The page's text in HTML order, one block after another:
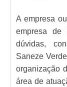
A empresa
empresa de
dúvidas,
Saneze
organização
área de